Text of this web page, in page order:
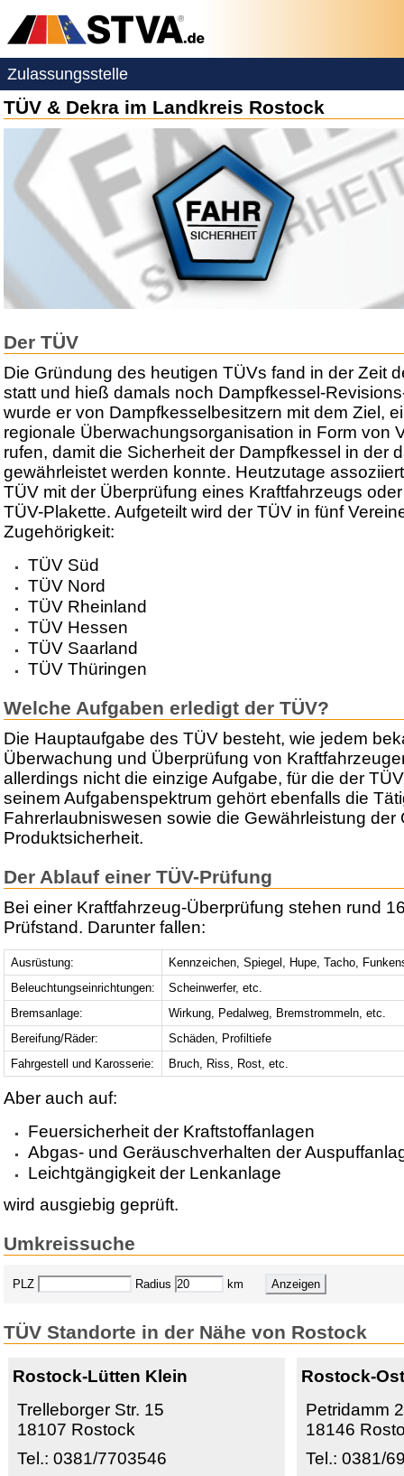
Zulassungsstelle
TÜV & Dekra im Landkreis Rostock
Der TÜV
Die Gründung des heutigen TÜVs fand in der Zeit
statt und hieß damals noch Dampfkessel-
wurde er von Dampfkesselbesitzern mit dem Ziel,
regionale Überwachungsorganisation in Form von
rufen, damit die Sicherheit der Dampfkessel in der
gewährleistet werden konnte. Heutzutage
TÜV mit der Überprüfung eines Kraftfahrzeugs
TÜV-Plakette. Aufgeteilt wird der TÜV in fünf
Zugehörigkeit:
TÜV Süd
TÜV Nord
TÜV Rheinland
TÜV Hessen
TÜV Saarland
TÜV Thüringen
Welche Aufgaben erledigt der TÜV?
Die Hauptaufgabe des TÜV besteht, wie jedem
Überwachung und Überprüfung von
allerdings nicht die einzige Aufgabe, für die der
seinem Aufgabenspektrum gehört ebenfalls die
Fahrerlaubniswesen sowie die Gewährleistung der
Produktsicherheit.
Der Ablauf einer TÜV-Prüfung
Bei einer Kraftfahrzeug-Überprüfung stehen rund
Prüfstand. Darunter fallen:
Ausrüstung:
Kennzeichen, Spiegel, Hupe, Tacho,
Beleuchtungseinrichtungen:
Scheinwerfer, etc.
Bremsanlage:
Wirkung, Pedalweg, Bremstrommeln, etc.
Bereifung/Räder:
Schäden, Profiltiefe
Fahrgestell und Karosserie:
Bruch, Riss, Rost, etc.
Aber auch auf:
Feuersicherheit der Kraftstoffanlagen
Abgas- und Geräuschverhalten der
Leichtgängigkeit der Lenkanlage
wird ausgiebig geprüft.
Umkreissuche
PLZ Radius km
TÜV Standorte in der Nähe von Rostock
Rostock-Lütten Klein
Trelleborger Str. 15
18107 Rostock
Tel.: 0381/7703546
Rostock-
Petridamm 2
18146
Tel.: 0381/